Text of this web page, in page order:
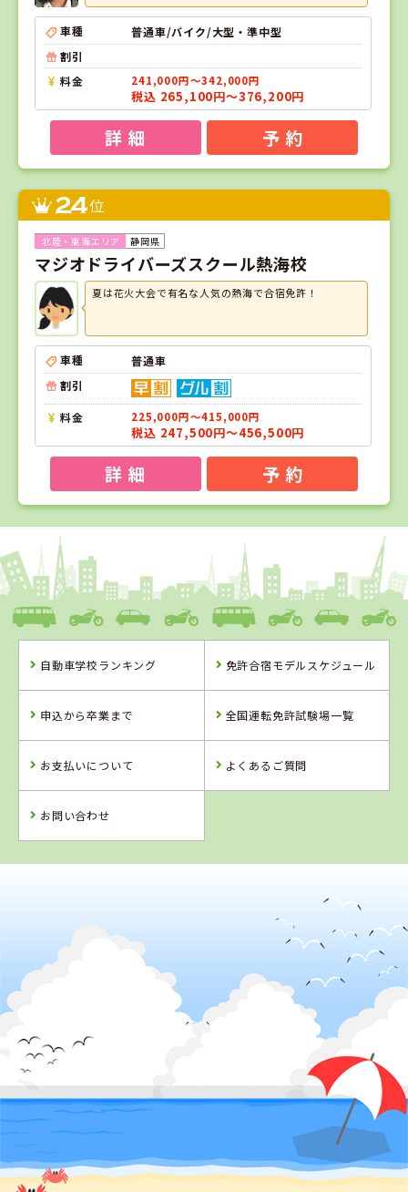
車種
普通車/バイク/大型・準中型
割引
料金
241,000円～342,000円
税込 265,100円～376,200円
詳 細 予 約
24位
静岡県
マジオドライバーズスクール熱海校
夏は花火大会で有名な人気の熱海で合宿免許！
車種
普通車
割引
料金 225,000円～415,000円
税込 247,500円～456,500円
詳 細 予 約
1
福井県
AOIドライビングスクール勝山校
詳 細 予 約
詳 細 予 約
3位
スクール勝山校
予 約
北播ドライビン
グスクール
詳 細
予 約
詳 細
新潟県
巻中央自動車学
詳 細
予 約
7位 8位 9位
自動車学校ランキング 免許合宿モデルスケジュール
申込から卒業まで 全国運転免許試験場一覧
お支払いについて よくあるご質問
お問い合わせ